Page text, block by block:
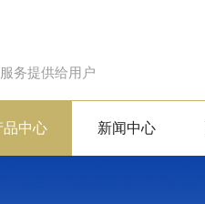
务提供给用户
品中心 新闻中心